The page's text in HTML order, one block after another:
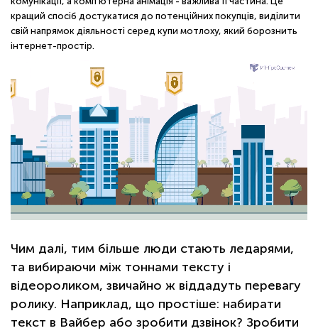
кращий спосіб достукатися до потенційних покупців, виділити
свій напрямок діяльності серед купи мотлоху, який борознить
інтернет-простір.
Чим далі, тим більше люди стають ледарями,
та вибираючи між тоннами тексту і
відеороликом, звичайно ж віддадуть перевагу
ролику. Наприклад, що простіше: набирати
текст в Вайбер або зробити дзвінок? Зробити